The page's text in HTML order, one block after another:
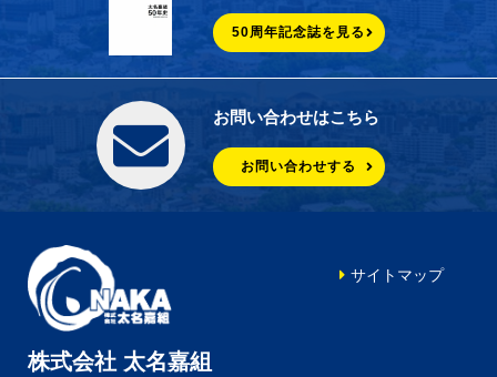
50周年記念誌を見る
お問い合わせはこちら
お問い合わせする
株式会社 太名嘉組
サイトマップ